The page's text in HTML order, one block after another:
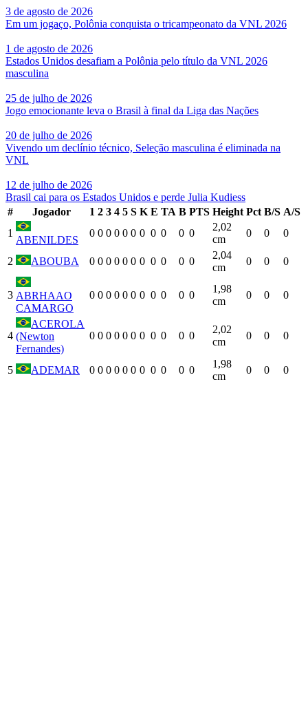
3 de agosto de 2026
Em um jogaço, Polônia conquista o tricampeonato da VNL 2026
1 de agosto de 2026
Estados Unidos desafiam a Polônia pelo título da VNL 2026
masculina
25 de julho de 2026
Jogo emocionante leva o Brasil à final da Liga das Nações
20 de julho de 2026
Vivendo um declínio técnico, Seleção masculina é eliminada na
VNL
12 de julho de 2026
Brasil cai para os Estados Unidos e perde Julia Kudiess
#
Jogador 1 2 3 4 5 S K E TA B PTS Height Pct B/S A/S
1
ABENILDES
0 0 0 0 0 0 0 0 0 0 0
2,02
cm
0 0 0
2 ABOUBA 0 0 0 0 0 0 0 0 0 0 0
2,04
cm
0 0 0
3 ABRHAAO
CAMARGO
0 0 0 0 0 0 0 0 0 0 0
1,98
cm
0 0 0
4
ACEROLA
(Newton
Fernandes)
0 0 0 0 0 0 0 0 0 0 0
2,02
cm
0 0 0
5 ADEMAR 0 0 0 0 0 0 0 0 0 0 0
1,98
cm
0 0 0